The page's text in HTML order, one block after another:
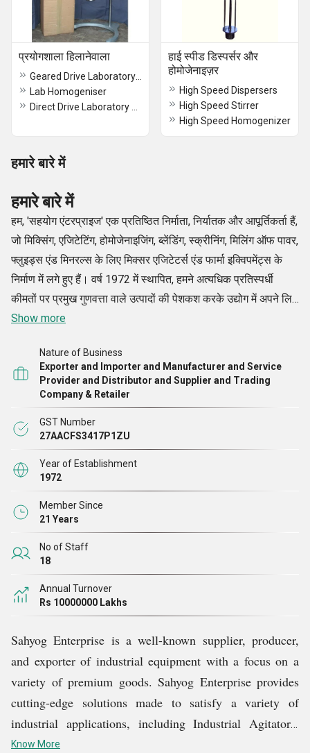
प्रयोगशाला हिलानेवाला
Lab Homogeniser
हाई स्पीड डिस्पर्सर और
होमोजेनाइज़र
High Speed Dispersers
High Speed Stirrer
High Speed Homogenizer
हमारे बारे में
हमारे बारे में
हम, 'सहयोग एंटरप्राइज' एक प्रतिष्ठित निर्माता, निर्यातक और आपूर्तिकर्ता हैं,
जो मिक्सिंग, एजिटेटिंग, होमोजेनाइजिंग, ब्लेंडिंग, स्क्रीनिंग, मिलिंग ऑफ पावर,
फ्लुइड्स एंड मिनरल्स के लिए मिक्सर एजिटेटर्स एंड फार्मा इक्विपमेंट्स के
निर्माण में लगे हुए हैं। वर्ष 1972 में स्थापित, हमने अत्यधिक प्रतिस्पर्धी
कीमतों पर प्रमुख गुणवत्ता वाले उत्पादों की पेशकश करके उद्योग में अपने लिए
एक विशेष जगह बनाई है। विशाल राष्ट्रीय और अंतर्राष्ट्रीय नेटवर्क के साथ,
और कर्मचारियों के बीच तेज़ बातचीत हमारी कंपनी की मुख्य ताकत है। सही
आउटपुट के कारण, हमारे उत्पादों का व्यापक रूप से सभी प्रोसेस और
केमिकल उद्योगों जैसे फार्मास्यूटिकल्स, फूड, पेट्रोकेमिकल्स आदि में उपयोग
किया जाता है, हम सर्वश्रेष्ठ देने के लिए प्रतिबद्ध हैं, इस प्रकार उपभोक्ता
शिकायतों के लिए कोई जगह नहीं बचती है। हमारी मशीनों की रेंज को
प्रक्रिया में सबसे अच्छा और सबसे अधिक लागत प्रभावी माना जाता है।
Show more
Nature of Business
Exporter and Importer and Manufacturer and Service
Provider and Distributor and Supplier and Trading
Company & Retailer
GST Number
27AACFS3417P1ZU
Year of Establishment
1972
Member Since
21 Years
No of Staff
18
Annual Turnover
Rs 10000000 Lakhs
Sahyog Enterprise is a well-known supplier, producer,
and exporter of industrial equipment with a focus on a
variety of premium goods. Sahyog Enterprise provides
cutting-edge solutions made to satisfy a variety of
industrial applications, including Industrial Agitators,
Industrial High Speed Disperser, Direct Drive Mixer,
Know More